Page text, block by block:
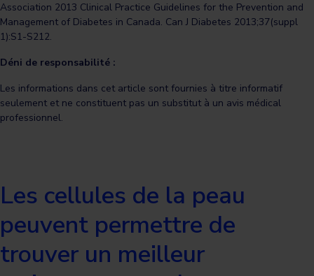
Association 2013 Clinical Practice Guidelines for the Prevention and
Management of Diabetes in Canada. Can J Diabetes 2013;37(suppl
1):S1-S212.
Déni de responsabilité :
Les informations dans cet article sont fournies à titre informatif
seulement et ne constituent pas un substitut à un avis médical
professionnel.
Les cellules de la peau
peuvent permettre de
trouver un meilleur